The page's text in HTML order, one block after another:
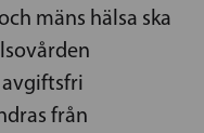
mäns hälsa ska
från